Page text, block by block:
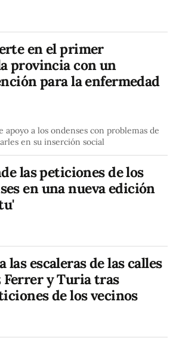
en el primer
provincia con un
para la enfermedad
a los ondenses con problemas de
en su inserción social
las peticiones de los
en una nueva edición
las escaleras de las calles
Ferrer y Turia tras
de los vecinos